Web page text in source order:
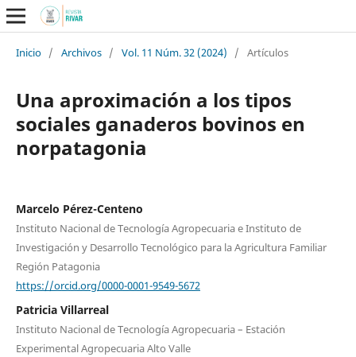
Inicio / Archivos / Vol. 11 Núm. 32 (2024) / Artículos
Una aproximación a los tipos
sociales ganaderos bovinos en
norpatagonia
Marcelo Pérez-Centeno
Instituto Nacional de Tecnología Agropecuaria e Instituto de
Investigación y Desarrollo Tecnológico para la Agricultura Familiar
Región Patagonia
https://orcid.org/0000-0001-9549-5672
Patricia Villarreal
Instituto Nacional de Tecnología Agropecuaria – Estación
Experimental Agropecuaria Alto Valle